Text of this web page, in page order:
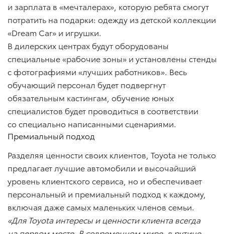
и зарплата в «мечталерах», которую ребята смогут
потратить на подарки: одежду из детской коллекции
«Dream Car» и игрушки.
В дилерских центрах будут оборудованы
специальные «рабочие зоны» и установлены стенды
с фотографиями «лучших работников». Весь
обучающий персонал будет подвергнут
обязательным кастингам, обучение юных
специалистов будет проводиться в соответствии
со специально написанными сценариями.
Премиальный подход
Разделяя ценности своих клиентов, Toyota не только
предлагает лучшие автомобили и высочайший
уровень клиентского сервиса, но и обеспечивает
персональный и премиальный подход к каждому,
включая даже самых маленьких членов семьи.
«Для Toyota интересы и ценности клиента всегда